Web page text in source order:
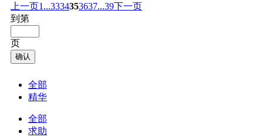
上一页1...3334353637...39下一页
到第
页
确认
全部
精华
全部
求助